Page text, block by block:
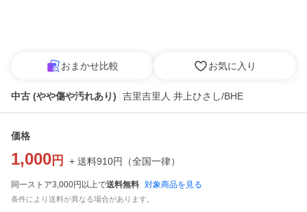
おまかせ比較 お気に入り
中古 (やや傷や汚れあり) 吉里吉里人 井上ひさし/BHE
価格
1,000 円 + 送料910円 （全国一律）
同一ストア3,000円以上で送料無料 対象商品を見る
条件により送料が異なる場合があります。